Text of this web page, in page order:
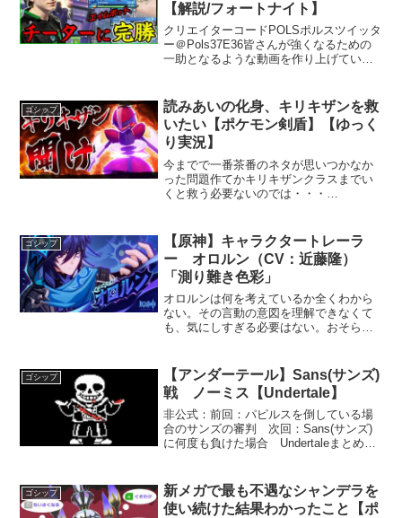
【解説/フォートナイト】
クリエイターコードPOLSポルスツイッタ
ー＠Pols37E36皆さんが強くなるための
一助となるような動画を作り上げていき
やクリップ動画をのせるためのTwitterも
やっ...
ゴシップ
読みあいの化身、キリキザンを救
いたい【ポケモン剣盾】【ゆっく
り実況】
今までで一番茶番のネタが思いつかなか
った問題作てかキリキザンクラスまでい
くと救う必要ないのでは・・・
ト…※この動画は【東方project】を...
ゴシップ
【原神】キャラクタートレーラ
ー オロルン（CV：近藤隆）
「測り難き色彩」
オロルンは何を考えているか全くわから
ない。その言動の意図を理解できなくて
も、気にしすぎる必要はない。おそら
ーーーオープンワールドRPG『原神（げ
んしん）』好評配信中！...
ゴシップ
【アンダーテール】Sans(サンズ)
戦 ノーミス【Undertale】
非公式：前回：パピルスを倒している場
合のサンズの審判 次回：Sans(サンズ)
に何度も負けた場合 Undertaleまとめ：
ゴシップ
新メガで最も不遇なシャンデラを
使い続けた結果わかったこと【ポ